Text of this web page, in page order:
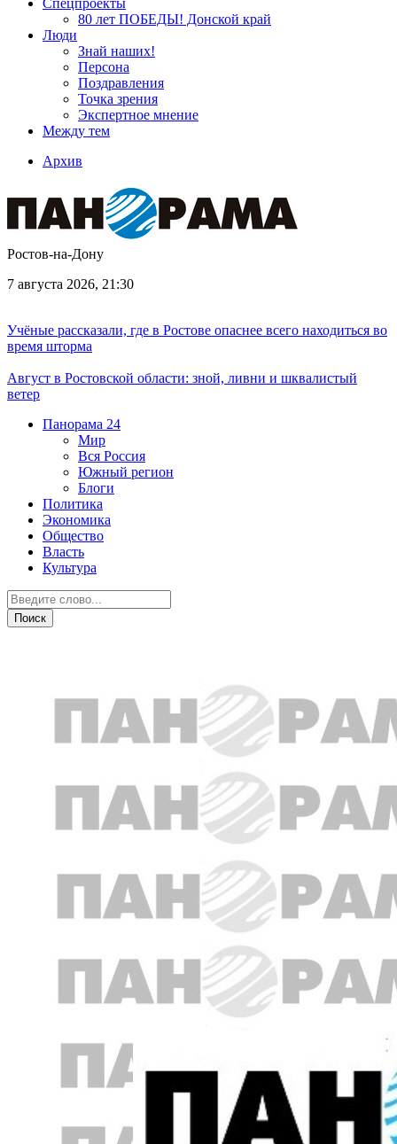
Спецпроекты
80 лет ПОБЕДЫ! Донской край
Люди
Знай наших!
Персона
Поздравления
Точка зрения
Экспертное мнение
Между тем
Архив
Ростов-на-Дону
7 августа 2026, 21:30
Учёные рассказали, где в Ростове опаснее всего находиться во
время шторма
Август в Ростовской области: зной, ливни и шквалистый
ветер
Панорама 24
Мир
Вся Россия
Южный регион
Блоги
Политика
Экономика
Общество
Власть
Культура